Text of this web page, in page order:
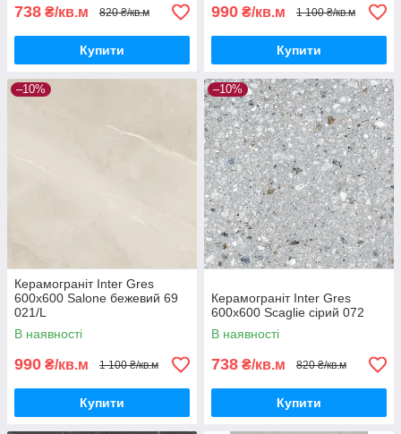
738 ₴/кв.м 820 ₴/кв.м
Купити
990 ₴/кв.м 1 100 ₴/кв.м
Купити
–10%
Керамограніт Inter Gres
600x600 Salone бежевий 69
021/L
В наявності
990 ₴/кв.м 1 100 ₴/кв.м
Купити
–10%
Керамограніт Inter Gres
600x600 Scaglie сірий 072
В наявності
738 ₴/кв.м 820 ₴/кв.м
Купити